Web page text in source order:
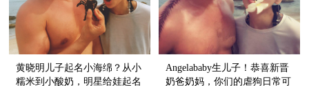
黄晓明儿子起名小海绵？从小
糯米到小酸奶，明星给娃起名
Angelababy生儿子！恭喜新晋
奶爸奶妈，你们的虐狗日常可